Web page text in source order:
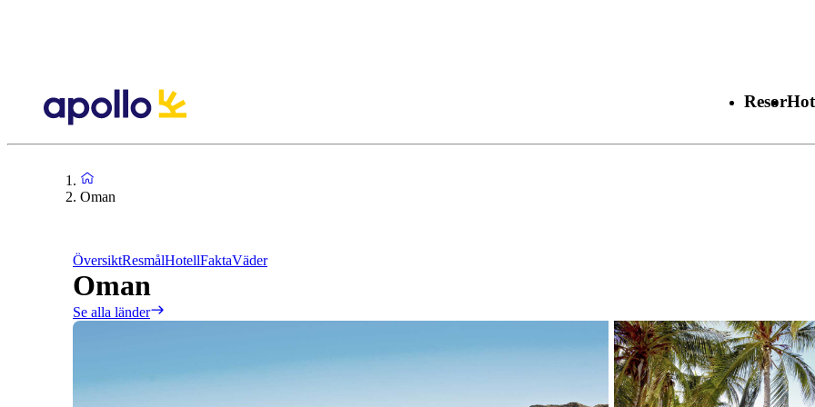
Resor
Oman
ÖversiktResmålHotellFaktaVäder
Oman
Se alla länder